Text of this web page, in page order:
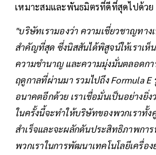
เหมาะสมและพันธมิตรที่ดีที่สุดไปด้วย
"บริษัทเรามองว่า ความเชี่ยวชาญทา
สำคัญที่สุด ซึ่งนิสสันได้พิสูจน์ให้เราเห็
ความชำนาญ และความมุ่งมั่นตลอดกา
ฤดูกาลที่ผ่านมา รวมไปถึง Formula E
อนาคตอีกด้วย เราเชื่อมั่นเป็นอย่างยิ่ง
ในครั้งนี้จะทำให้บริษัทของพวกเราทั้
สำเร็จและจะผลักดันประสิทธิภาพการ
พวกเราในการพัฒนาเทคโนโลยีเครื่อ